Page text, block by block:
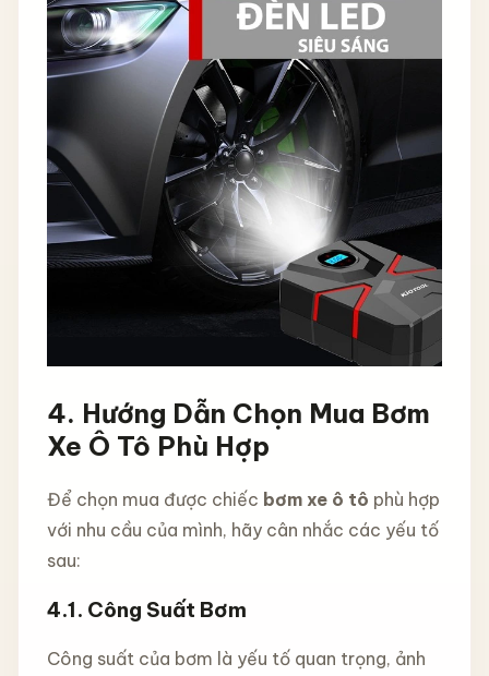
4. Hướng Dẫn Chọn Mua Bơm
Xe Ô Tô Phù Hợp
Để chọn mua được chiếc bơm xe ô tô phù hợp
với nhu cầu của mình, hãy cân nhắc các yếu tố
sau:
4.1. Công Suất Bơm
Công suất của bơm là yếu tố quan trọng, ảnh